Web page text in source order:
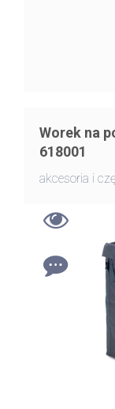
Worek na
618001
akcesoria i